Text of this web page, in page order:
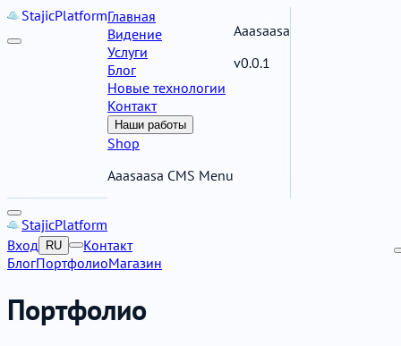
StajicPlatformГлавная
Видение
Услуги
Блог
Новые технологии
Контакт
Наши работы
Shop
Aaasaasa CMS Menu
Aaasaasa
v0.0.1
StajicPlatform
БлогПортфолиоМагазин
Вход RU Контакт
Портфолио